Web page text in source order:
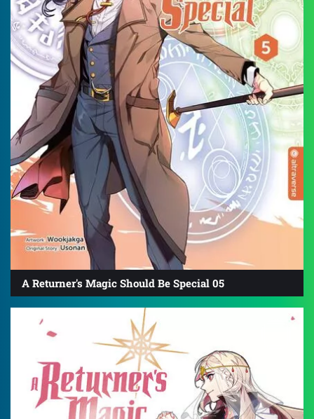
A Returner's Magic Should Be Special 05